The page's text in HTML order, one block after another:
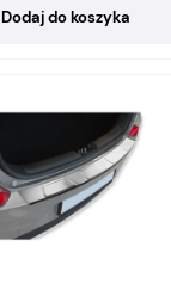
Dodaj do koszyka